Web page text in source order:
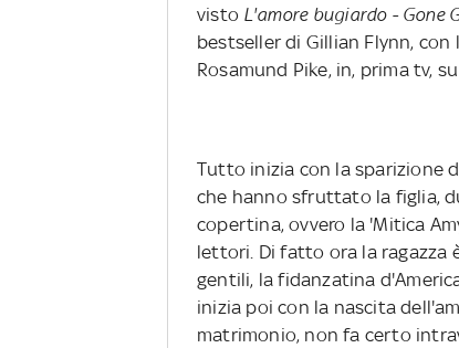
visto L'amore bugiardo - Gone
bestseller di Gillian Flynn, con
Rosamund Pike, in, prima tv,
Tutto inizia con la sparizione
che hanno sfruttato la figlia,
copertina, ovvero la 'Mitica
lettori. Di fatto ora la ragazza
gentili, la fidanzatina
inizia poi con la nascita
matrimonio, non fa certo